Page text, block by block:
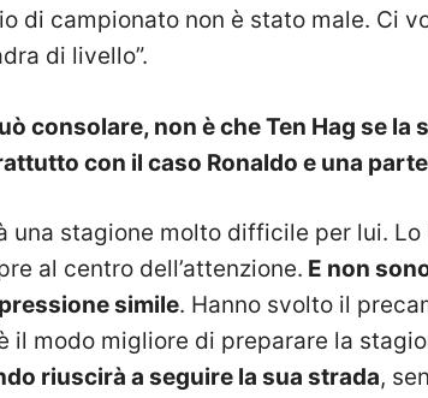
di campionato non è stato male. Ci
di livello”.
consolare, non è che Ten Hag se
con il caso Ronaldo e una
una stagione molto difficile per lui. Lo
al centro dell’attenzione. E non
simile. Hanno svolto il
il modo migliore di preparare la
riuscirà a seguire la sua strada,